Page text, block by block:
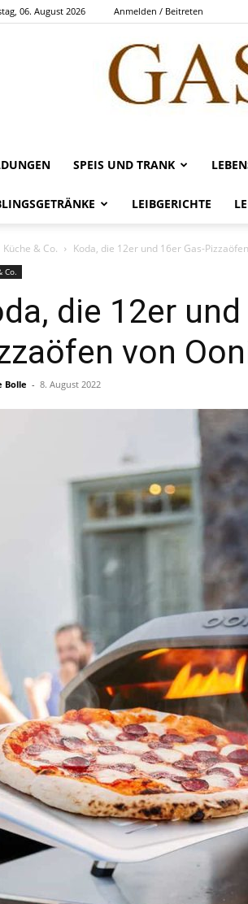
06. August 2026 Anmelden / Beitreten
SPEIS UND TRANK
LEIBGERICHTE
Küche & Co. Koda, die 12er und 16er Gas-
Co.
die 12er
von
Bolle - 8. August 2022